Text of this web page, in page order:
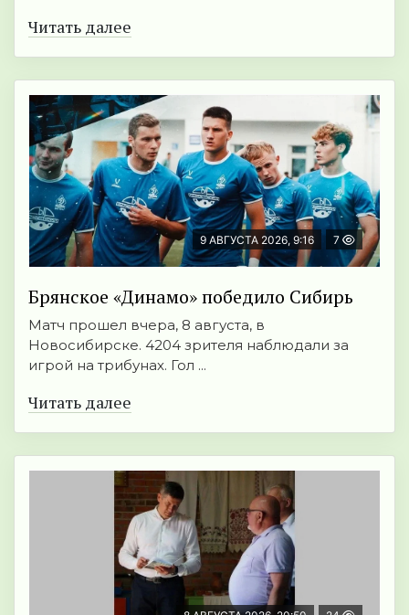
Читать далее
9 АВГУСТА 2026, 9:16 7
Брянское «Динамо» победило Сибирь
Матч прошел вчера, 8 августа, в
Новосибирске. 4204 зрителя наблюдали за
игрой на трибунах. Гол ...
Читать далее